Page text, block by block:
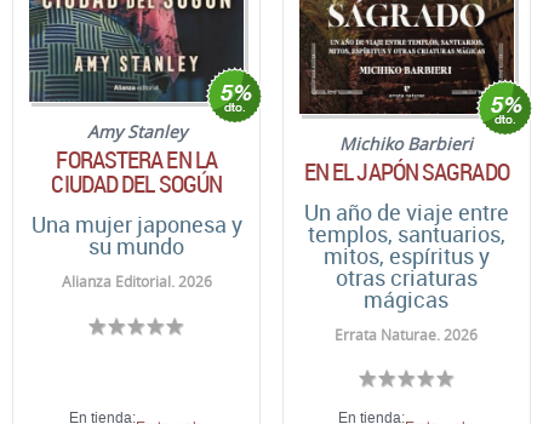
Amy Stanley
FORASTERA EN LA
CIUDAD DEL SOGÚN
Una mujer japonesa y
su mundo
Alianza Editorial. 2026
En tienda:
Michiko Barbieri
EN EL JAPÓN SAGRADO
Un año de viaje entre
templos, santuarios,
mitos, espíritus y
otras criaturas
mágicas
Errata Naturae. 2026
En tienda: